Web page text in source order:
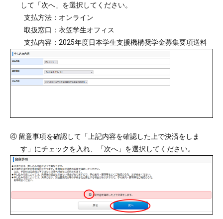
して「次へ」を選択してください。
支払方法：オンライン
取扱窓口：衣笠学生オフィス
支払内容：2025年度日本学生支援機構奨学金募集要項送料
④ 留意事項を確認して「上記内容を確認した上で決済をしま
す」にチェックを入れ、「次へ」を選択してください。